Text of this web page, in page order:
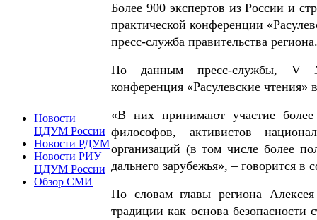
Новости
ЦДУМ России
Новости РДУМ
Новости РИУ
ЦДУМ России
Обзор СМИ
Более 900 экспертов из России и
практической конференции
пресс-служба правительства региона.
По данным пресс-службы, V
конференция «Расулевские
«В них принимают участие более
философов, активистов
организаций (в том числе более
дальнего зарубежья», – говорится в
По словам главы региона
традиции как основа безопасности